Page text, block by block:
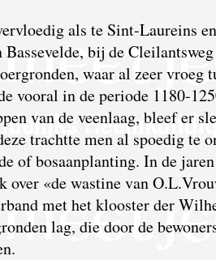
als te Sint-Laureins
bij de
waar al zeer vroeg
vooral in de periode 1180-
van de veenlaag, bleef er
trachtte men al spoedig te
of bosaanplanting. In de
over «de wastine van
met het klooster der
lag, die door de